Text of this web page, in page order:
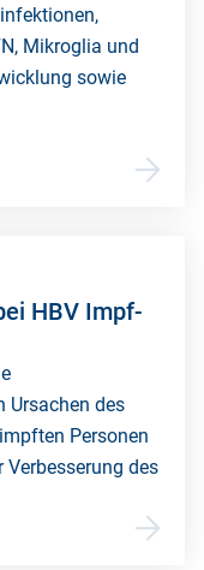
Mikroglia und
sowie
HBV Impf-
Ursachen des
Personen
des